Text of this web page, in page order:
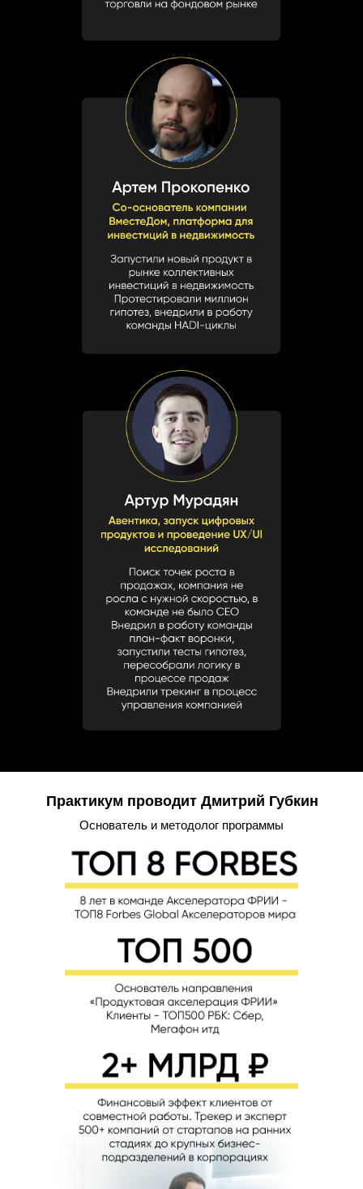
Практикум проводит Дмитрий Губкин
Основатель и методолог программы